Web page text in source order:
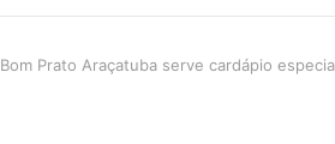
Bom Prato Araçatuba serve cardápio